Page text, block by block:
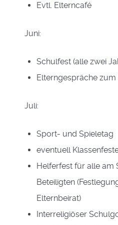
Evtl. Elterncafé
Juni:
Schulfest (alle zwei
Elterngespräche
Juli:
Sport- und Spieletag
eventuell
Helferfest für alle am
Beteiligten
Elternbeirat)
Interreligiöser